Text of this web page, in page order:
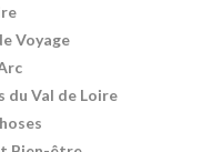
Voyage
du Val de Loire